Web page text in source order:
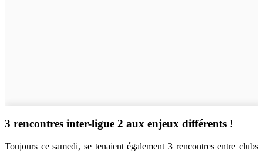
3 rencontres inter-ligue 2 aux enjeux différents !
Toujours ce samedi, se tenaient également 3 rencontres entre clubs